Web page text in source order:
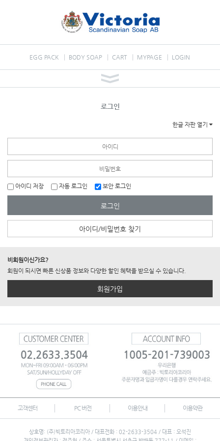
EGG PACK BODY SOAP CART MYPAGE LOGIN
로그인
한글 자판 열기
아이디 저장 자동 로그인 보안 로그인
로그인
아이디/비밀번호 찾기
비회원이신가요?
회원이 되시면 빠른 신상품 정보와 다양한 할인 혜택을 받으실 수 있습니다.
회원가입
고객센터 PC 버전 이용안내 이용약관
상호명: (주)빅토리아코리아 / 대표전화 : 02-2633-3504 / 대표 : 오석진